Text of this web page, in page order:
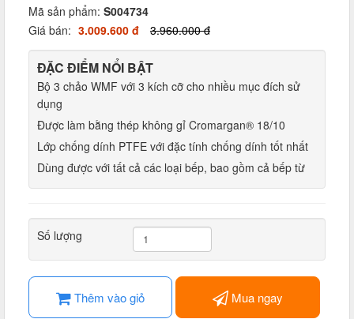
Mã sản phẩm: S004734
Giá bán: 3.009.600 đ 3.960.000 đ
ĐẶC ĐIỂM NỔI BẬT
Bộ 3 chảo WMF với 3 kích cỡ cho nhiều mục đích sử
dụng
Được làm bằng thép không gỉ Cromargan® 18/10
Lớp chống dính PTFE với đặc tính chống dính tốt nhất
Dùng được với tất cả các loại bếp, bao gồm cả bếp từ
Số lượng
Thêm vào giỏ Mua ngay